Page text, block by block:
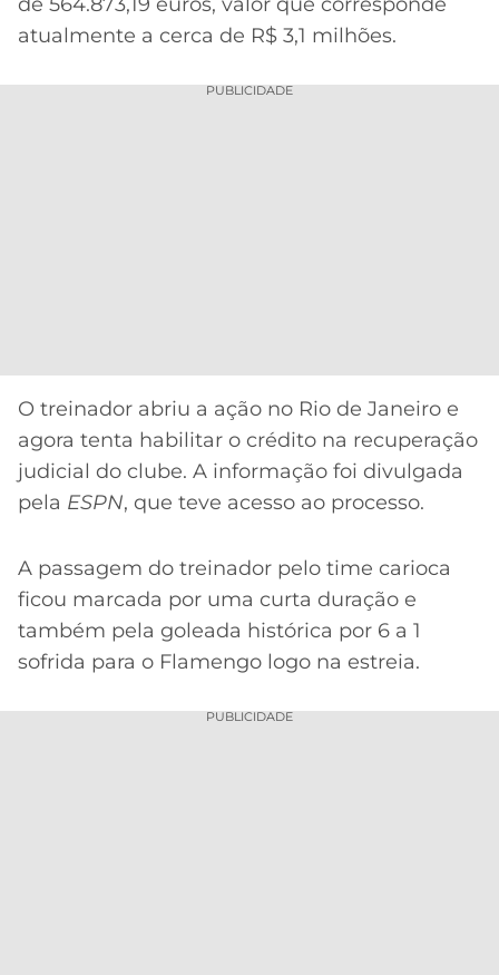
ONLINE
LALIGA
atualmente a cerca de R$ 3,1 milhões.
PUBLICIDADE
O treinador abriu a ação no Rio de Janeiro e
agora tenta habilitar o crédito na recuperação
judicial do clube. A informação foi divulgada
pela ESPN, que teve acesso ao processo.
A passagem do treinador pelo time carioca
ficou marcada por uma curta duração e
também pela goleada histórica por 6 a 1
sofrida para o Flamengo logo na estreia.
PUBLICIDADE